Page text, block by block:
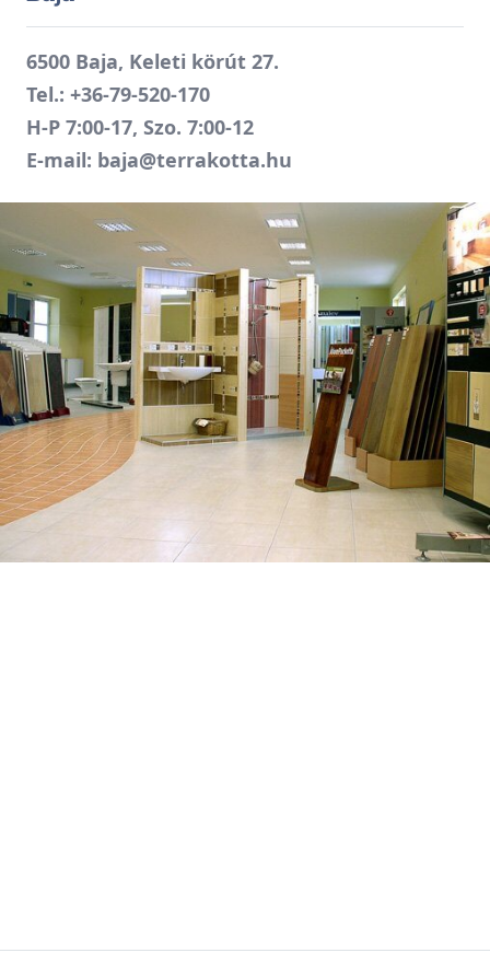
6500 Baja, Keleti körút 27.
Tel.: +36-79-520-170
H-P 7:00-17, Szo. 7:00-12
E-mail: baja@terrakotta.hu